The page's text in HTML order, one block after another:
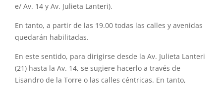
e/ Av. 14 y Av. Julieta Lanteri).
En tanto, a partir de las 19.00 todas las calles y avenidas
quedarán habilitadas.
En este sentido, para dirigirse desde la Av. Julieta Lanteri
(21) hasta la Av. 14, se sugiere hacerlo a través de
Lisandro de la Torre o las calles céntricas. En tanto,